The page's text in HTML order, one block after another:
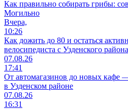
Как правильно собирать грибы:
Могильно
Вчера,
10:26
Как дожить до 80 и остаться
велосипедиста с Узденского района
07.08.26
17:41
От автомагазинов до новых кафе
в Узденском районе
07.08.26
16:31